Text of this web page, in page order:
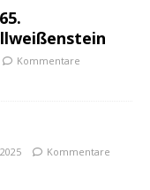
Kommentare
Kommentare